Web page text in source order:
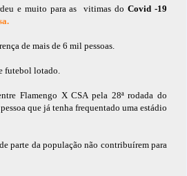
e muito para as vitimas doCovid -19
de mais de 6 mil pessoas.
futebol lotado.
Flamengo X CSA pela 28ª rodada do
que já tenha frequentado uma estádio
parte da população não contribuírem para